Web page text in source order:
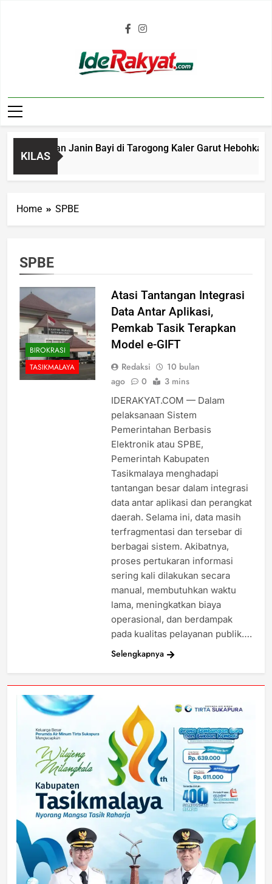
Iderakyat.com
KILAS
Penemuan Janin Bayi di Tarogong Kaler Garut Hebohkan
Home SPBE
SPBE
BIROKRASI
TASIKMALAYA
Atasi Tantangan Integrasi
Data Antar Aplikasi,
Pemkab Tasik Terapkan
Model e-GIFT
Redaksi
10 bulan
ago
0 3 mins
IDERAKYAT.COM — Dalam
pelaksanaan Sistem
Pemerintahan Berbasis
Elektronik atau SPBE,
Pemerintah Kabupaten
Tasikmalaya menghadapi
tantangan besar dalam integrasi
data antar aplikasi dan perangkat
daerah. Selama ini, data masih
terfragmentasi dan tersebar di
berbagai sistem. Akibatnya,
proses pertukaran informasi
sering kali dilakukan secara
manual, membutuhkan waktu
lama, meningkatkan biaya
operasional, dan berdampak
pada kualitas pelayanan publik….
Selengkapnya